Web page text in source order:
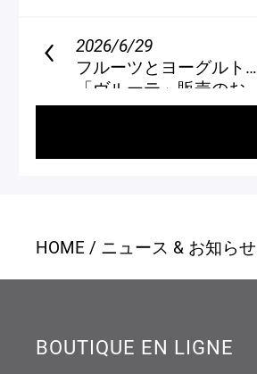
2026/6/29
フルーツとヨーグルトのマカロン
「ヴルーテ」販売のお知らせ
HOME ニュース & お知らせ
BOUTIQUE EN LIGNE